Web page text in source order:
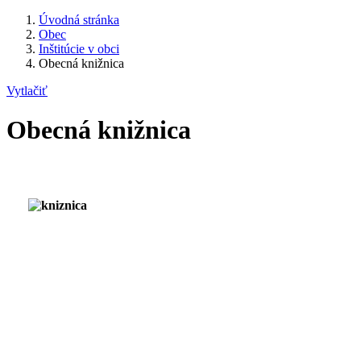
Úvodná stránka
Obec
Inštitúcie v obci
Obecná knižnica
Vytlačiť
Obecná knižnica